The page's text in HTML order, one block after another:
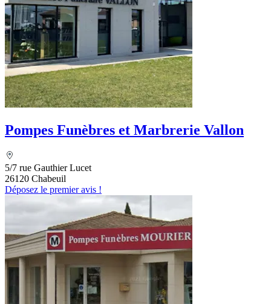
Pompes Funèbres et Marbrerie Vallon
5/7 rue Gauthier Lucet
26120 Chabeuil
Déposez le premier avis !